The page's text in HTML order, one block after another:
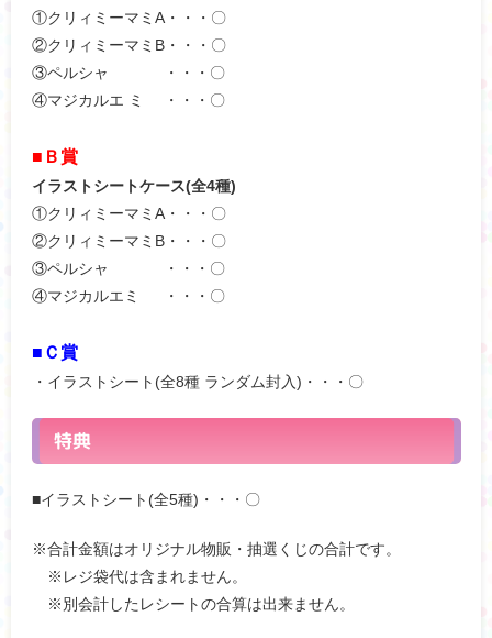
①クリィミーマミA・・・〇
②クリィミーマミB・・・〇
③ペルシャ ・・・〇
④マジカルエ ミ ・・・〇
■Ｂ賞
イラストシートケース(全4種)
①クリィミーマミA・・・〇
②クリィミーマミB・・・〇
③ペルシャ ・・・〇
④マジカルエミ ・・・〇
■Ｃ賞
・イラストシート(全8種 ランダム封入)・・・〇
特典
■イラストシート(全5種)・・・〇
※合計金額はオリジナル物販・抽選くじの合計です。
※レジ袋代は含まれません。
※別会計したレシートの合算は出来ません。